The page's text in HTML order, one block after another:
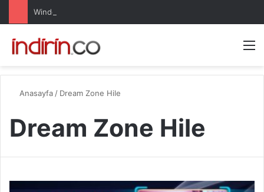
Windows 10 Pro indir – Türkçe – Güncel 2025
Anasayfa / Dream Zone Hile
Dream Zone Hile